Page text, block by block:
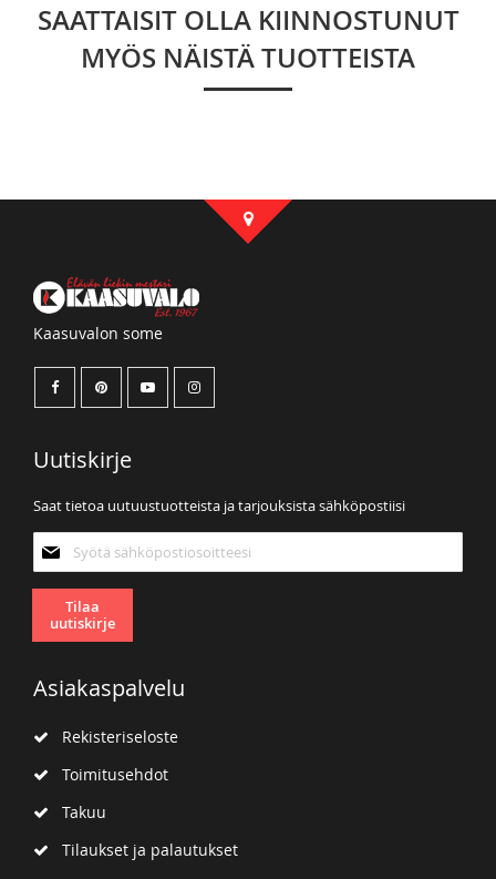
SAATTAISIT OLLA KIINNOSTUNUT
MYÖS NÄISTÄ TUOTTEISTA
Kaasuvalon some
Uutiskirje
Saat tietoa uutuustuotteista ja tarjouksista sähköpostiisi
uutiskirjeemme:
Tilaa
uutiskirje
Asiakaspalvelu
Rekisteriseloste
Toimitusehdot
Takuu
Tilaukset ja palautukset